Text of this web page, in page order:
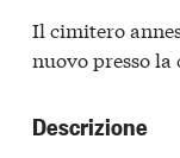
Il cimitero
nuovo presso la
Descrizione